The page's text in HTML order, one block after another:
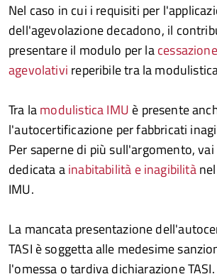
Nel caso in cui i requisiti per
dell'agevolazione decadono, il
presentare il modulo per la
agevolativi reperibile tra la
Tra lamodulistica IMU è presente
l'autocertificazione per fabbricati
Per saperne di più sull'argomento,
dedicata ainabitabilità e inagibilitànel
IMU.
La mancata presentazione
TASI è soggetta alle medesime
l'omessa o tardiva dichiarazione TASI.